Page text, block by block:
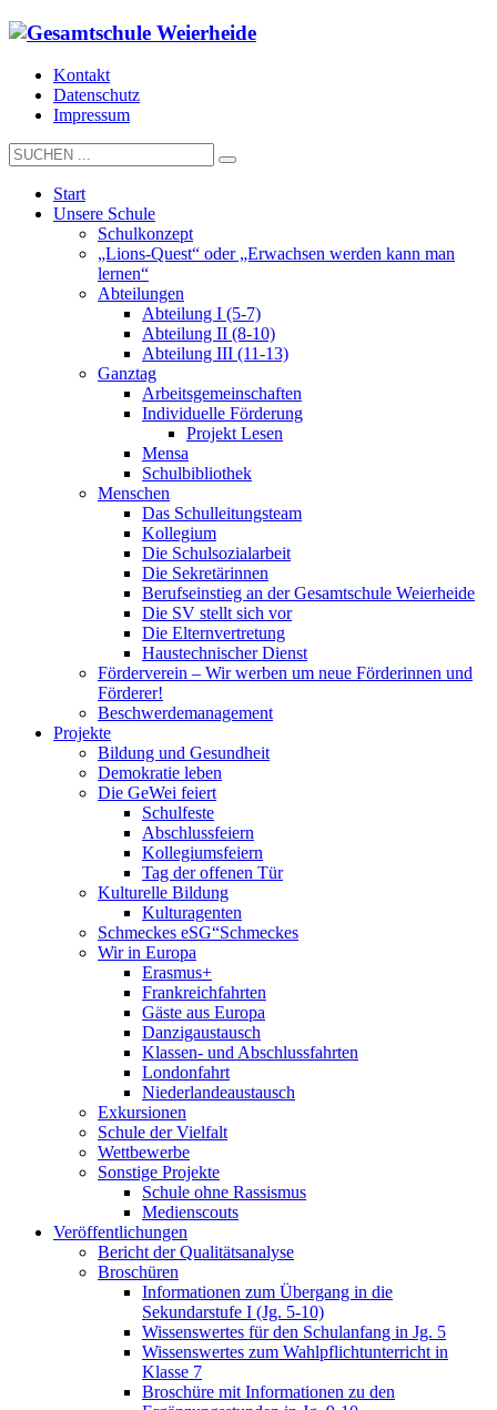
Kontakt
Datenschutz
Impressum
Start
Unsere Schule
Schulkonzept
„Lions-Quest“ oder „Erwachsen werden kann man
lernen“
Abteilungen
Abteilung I (5-7)
Abteilung II (8-10)
Abteilung III (11-13)
Ganztag
Arbeitsgemeinschaften
Individuelle Förderung
Projekt Lesen
Mensa
Schulbibliothek
Menschen
Das Schulleitungsteam
Kollegium
Die Schulsozialarbeit
Die Sekretärinnen
Berufseinstieg an der Gesamtschule Weierheide
Die SV stellt sich vor
Die Elternvertretung
Haustechnischer Dienst
Förderverein – Wir werben um neue Förderinnen und
Förderer!
Beschwerdemanagement
Projekte
Bildung und Gesundheit
Demokratie leben
Die GeWei feiert
Schulfeste
Abschlussfeiern
Kollegiumsfeiern
Tag der offenen Tür
Kulturelle Bildung
Kulturagenten
Schmeckes eSG“Schmeckes
Wir in Europa
Erasmus+
Frankreichfahrten
Gäste aus Europa
Danzigaustausch
Klassen- und Abschlussfahrten
Londonfahrt
Niederlandeaustausch
Exkursionen
Schule der Vielfalt
Wettbewerbe
Sonstige Projekte
Schule ohne Rassismus
Medienscouts
Veröffentlichungen
Bericht der Qualitätsanalyse
Broschüren
Informationen zum Übergang in die
Sekundarstufe I (Jg. 5-10)
Wissenswertes für den Schulanfang in Jg. 5
Wissenswertes zum Wahlpflichtunterricht in
Klasse 7
Broschüre mit Informationen zu den